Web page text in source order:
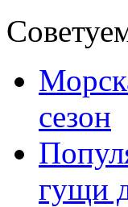
сезон
гущи